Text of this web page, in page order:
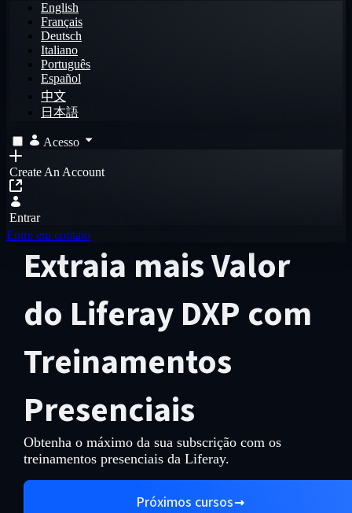
English
Français
Deutsch
Italiano
Português
Español
中文
日本語
Acesso
Create An Account
Entrar
Entre em contato
Extraia mais Valor
do Liferay DXP com
Treinamentos
Presenciais
Obtenha o máximo da sua subscrição com os
treinamentos presenciais da Liferay.
Próximos cursos